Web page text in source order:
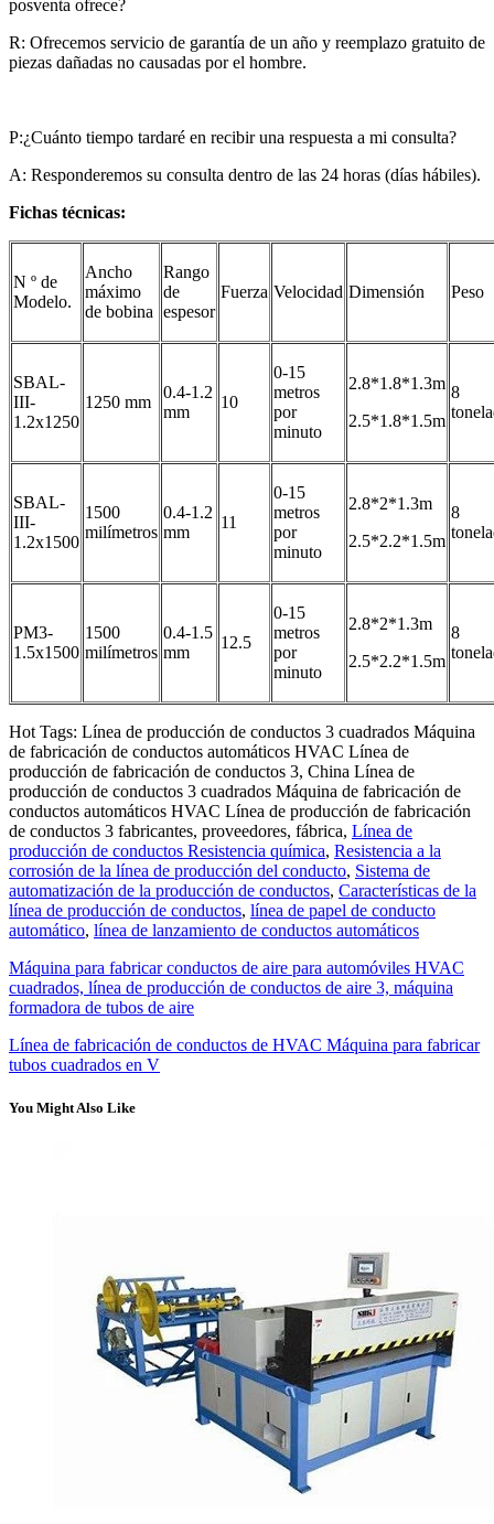
posventa ofrece?
R: Ofrecemos servicio de garantía de un año y reemplazo gratuito de
piezas dañadas no causadas por el hombre.
P:¿Cuánto tiempo tardaré en recibir una respuesta a mi consulta?
A: Responderemos su consulta dentro de las 24 horas (días hábiles).
Fichas técnicas:
N º de
Modelo.
Ancho
máximo
de bobina
Rango
de
espesor
Fuerza Velocidad Dimensión Peso
SBAL-
III-
1.2x1250
1250 mm
0.4-1.2
mm
10
0-15
metros
por
minuto
2.8*1.8*1.3m
2.5*1.8*1.5m
8
SBAL-
III-
1.2x1500
1500
milímetros
0.4-1.2
mm
11
0-15
metros
por
minuto
2.8*2*1.3m
2.5*2.2*1.5m
8
PM3-
1.5x1500
1500
milímetros
0.4-1.5
mm
12.5
0-15
metros
por
minuto
2.8*2*1.3m
2.5*2.2*1.5m
8
Hot Tags: Línea de producción de conductos 3 cuadrados Máquina
de fabricación de conductos automáticos HVAC Línea de
producción de fabricación de conductos 3, China Línea de
producción de conductos 3 cuadrados Máquina de fabricación de
conductos automáticos HVAC Línea de producción de fabricación
de conductos 3 fabricantes, proveedores, fábrica, Línea de
producción de conductos Resistencia química, Resistencia a la
corrosión de la línea de producción del conducto, Sistema de
automatización de la producción de conductos, Características de la
línea de producción de conductos, línea de papel de conducto
automático, línea de lanzamiento de conductos automáticos
Máquina para fabricar conductos de aire para automóviles HVAC
cuadrados, línea de producción de conductos de aire 3, máquina
formadora de tubos de aire
Línea de fabricación de conductos de HVAC Máquina para fabricar
tubos cuadrados en V
You Might Also Like